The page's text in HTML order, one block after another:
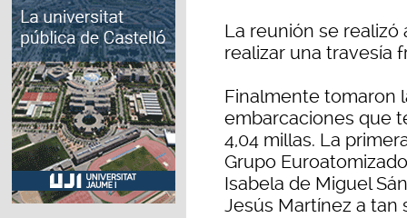
La reunión se realizó
realizar una travesía
Finalmente tomaron
embarcaciones que
4,04 millas. La
Grupo
Isabela de Miguel
Jesús Martínez a tan